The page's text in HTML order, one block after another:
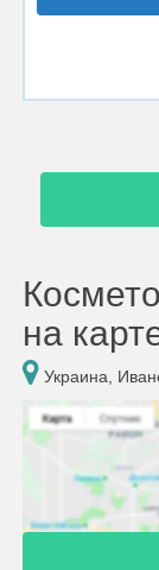
на
Украина,